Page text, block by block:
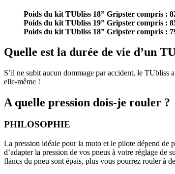
Poids du kit TUbliss 18” Gripster compris :
Poids du kit TUbliss 19” Gripster compris :
Poids du kit TUbliss 18” Gripster compris :
Quelle est la durée de vie d’un
S’il ne subit aucun dommage par accident, le TUbliss
elle-même !
A quelle pression dois-je rouler ?
PHILOSOPHIE
La pression idéale pour la moto et le pilote dépend de
d’adapter la pression de vos pneus à votre réglage
flancs du pneu sont épais, plus vous pourrez rouler à